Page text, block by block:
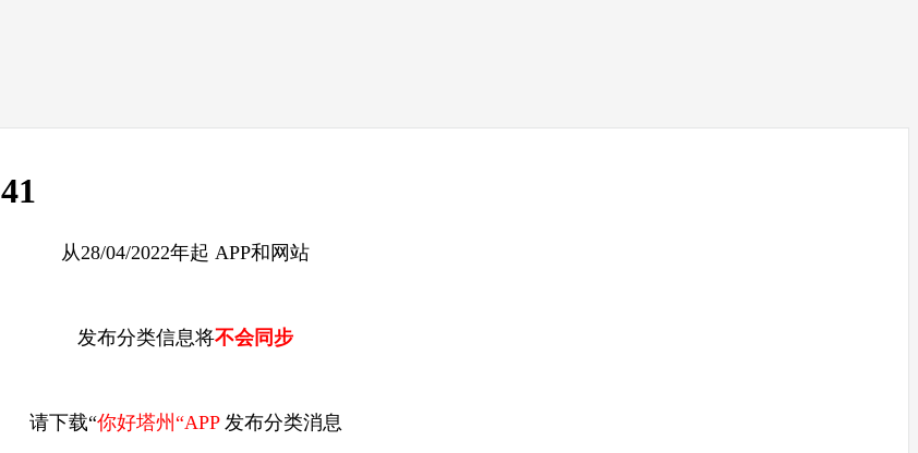
41
从28/04/2022年起 APP和网站
发布分类信息将不会同步
请下载“你好塔州“APP发布分类消息